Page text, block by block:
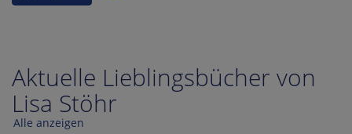
Aktuelle Lieblingsbücher von
Lisa Stöhr
Alle anzeigen